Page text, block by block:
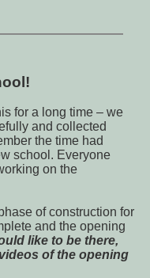
for a long time – we
and collected
the time had
school. Everyone
on the
of construction for
and the opening
like to be there,
of the opening